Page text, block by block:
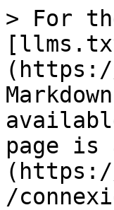
> For
page is
/